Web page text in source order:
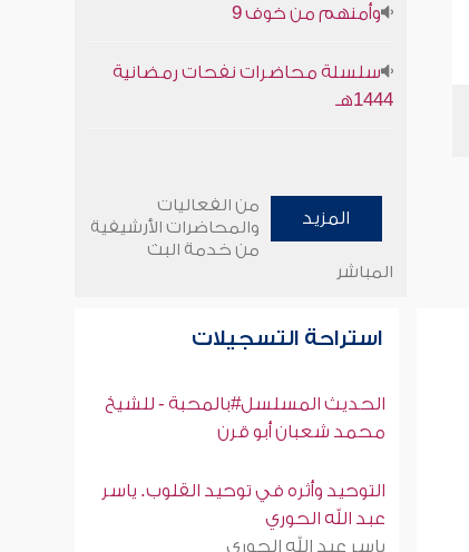
وأمنهم من خوف 9
سلسلة محاضرات نفحات رمضانية
1444هـ
المزيد
من الفعاليات
والمحاضرات الأرشيفية
من خدمة البث
المباشر
استراحة التسجيلات
الحديث المسلسل#بالمحبة - للشيخ
محمد شعبان أبو قرن
التوحيد وأثره في توحيد القلوب. ياسر
عبد الله الحوري
ياسر عبد الله الحوري